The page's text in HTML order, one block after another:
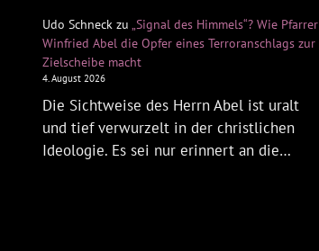
Udo Schneck zu „Signal des Himmels“? Wie Pfarrer
Winfried Abel die Opfer eines Terroranschlags zur
Zielscheibe macht
4. August 2026
Die Sichtweise des Herrn Abel ist uralt
und tief verwurzelt in der christlichen
Ideologie. Es sei nur erinnert an die…